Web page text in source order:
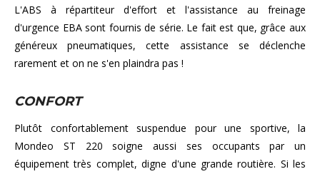
L'ABS à répartiteur d'effort et l'assistance au freinage
d'urgence EBA sont fournis de série. Le fait est que, grâce aux
généreux pneumatiques, cette assistance se déclenche
rarement et on ne s'en plaindra pas !
CONFORT
Plutôt confortablement suspendue pour une sportive, la
Mondeo ST 220 soigne aussi ses occupants par un
équipement très complet, digne d'une grande routière. Si les